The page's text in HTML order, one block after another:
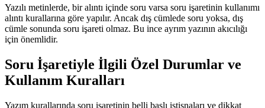
Yazılı metinlerde, bir alıntı içinde soru varsa soru işaretinin kullanımı
alıntı kurallarına göre yapılır. Ancak dış cümlede soru yoksa, dış
cümle sonunda soru işareti olmaz. Bu ince ayrım yazının akıcılığı
için önemlidir.
Soru İşaretiyle İlgili Özel Durumlar ve
Kullanım Kuralları
Yazım kurallarında soru işaretinin belli başlı istisnaları ve dikkat